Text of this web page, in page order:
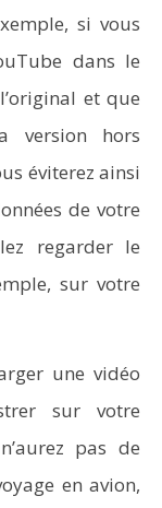
si vous
dans le
et que
version hors
éviterez ainsi
de votre
regarder le
sur votre
une vidéo
sur votre
pas de
en avion,